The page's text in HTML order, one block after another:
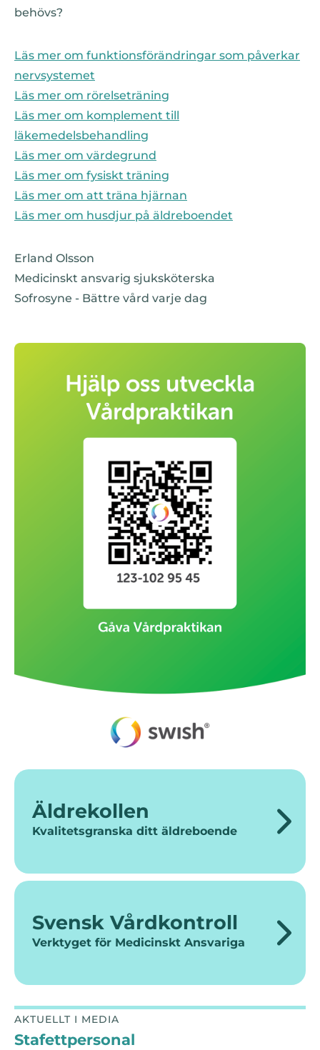
behövs?
Läs mer om funktionsförändringar som påverkar
nervsystemet
Läs mer om rörelseträning
Läs mer om komplement till
läkemedelsbehandling
Läs mer om värdegrund
Läs mer om fysiskt träning
Läs mer om att träna hjärnan
Läs mer om husdjur på äldreboendet
Erland Olsson
Medicinskt ansvarig sjuksköterska
Sofrosyne - Bättre vård varje dag
Äldrekollen
Kvalitetsgranska ditt äldreboende
Svensk Vårdkontroll
Verktyget för Medicinskt Ansvariga
AKTUELLT I MEDIA
Stafettpersonal